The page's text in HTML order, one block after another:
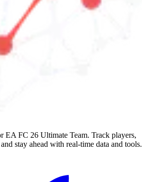
EA FC 26 Ultimate Team. Track players,
stay ahead with real-time data and tools.